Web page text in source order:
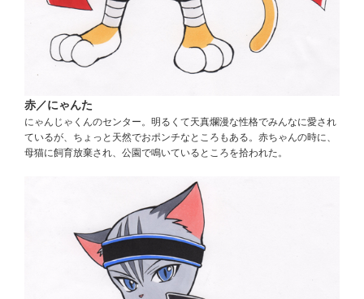
赤／にゃんた
にゃんじゃくんのセンター。明るくて天真爛漫な性格でみんなに愛され
ているが、ちょっと天然でおポンチなところもある。赤ちゃんの時に、
母猫に飼育放棄され、公園で鳴いているところを拾われた。